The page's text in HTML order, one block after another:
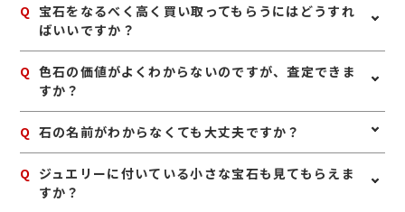
Q 宝石をなるべく高く買い取ってもらうにはどうすれ
ばいいですか？
A 宝石は、鑑別書や鑑定書、購入時の付属品があれば一緒
にお持ちいただくのがおすすめです。また、ジュエリー
として保管されている場合は、枠や地金も含めて査定で
ず、購入時に近い状態でお持ちいただくと安心です。
Q 色石の価値がよくわからないのですが、査定できま
すか？
A はい、査定可能です。ルビー、サファイア、エメラルド
Q 石の名前がわからなくても大丈夫ですか？
A はい、大丈夫です。ご自身で宝石の種類がわからなくて
も問題ありません。お持ち込みいただければ、確認しな
がら査定いたします。
Q ジュエリーに付いている小さな宝石も見てもらえま
すか？